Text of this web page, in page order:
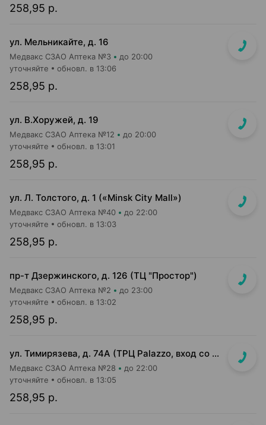
258,95 р.
ул. Мельникайте, д. 16
Медвакс СЗАО Аптека №3 до 20:00
258,95 р.
уточняйте обновл. в 13:06
ул. В.Хоружей, д. 19
Медвакс СЗАО Аптека №12 до 20:00
258,95 р.
уточняйте обновл. в 13:01
ул. Л. Толстого, д. 1 («Minsk City Mall»)
Медвакс СЗАО Аптека №40 до 22:00
258,95 р.
уточняйте обновл. в 13:03
пр-т Дзержинского, д. 126 (ТЦ "Простор")
Медвакс СЗАО Аптека №2 до 23:00
258,95 р.
уточняйте обновл. в 13:02
ул. Тимирязева, д. 74А (ТРЦ Palazzo, вход со стороны ул. Тимирязева)
Медвакс СЗАО Аптека №28 до 22:00
258,95 р.
уточняйте обновл. в 13:05